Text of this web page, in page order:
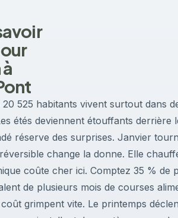
525 habitants vivent surtout dans
étés deviennent étouffants derrière
réserve des surprises. Janvier
change la donne. Elle
coûte cher ici. Comptez 35 % de
de plusieurs mois de courses
grimpent vite. Le printemps